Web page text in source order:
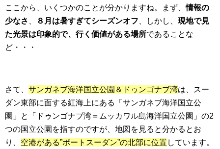
ここから、いくつかのことが分かりますね。まず、情報の
少なさ
８月は暑すぎてシーズンオフ 、しかし、 現地で見
た光景は印象的で、行く価値がある場所であることな
ど・・・
さて、 サンガネブ海洋国立公園＆ドゥンゴナブ湾は、スー
ダン東部に面する紅海上にある「サンガネブ海洋国立公
園」と「ドゥンゴナブ湾＝ムッカワル島海洋国立公園」の2
つの国立公園を指すのですが、地図を見ると分かるとお
り、 空港がある”ポートスーダン”の北部に位置 しています。